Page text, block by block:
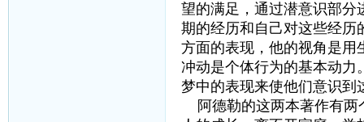
望的满足，通过潜意识部分
期的经历和自己对这些经历
方面的表现，他的视角是用
冲动是个体行为的基本动力
梦中的表现来使他们意识到
阿德勒的这两本著作有两